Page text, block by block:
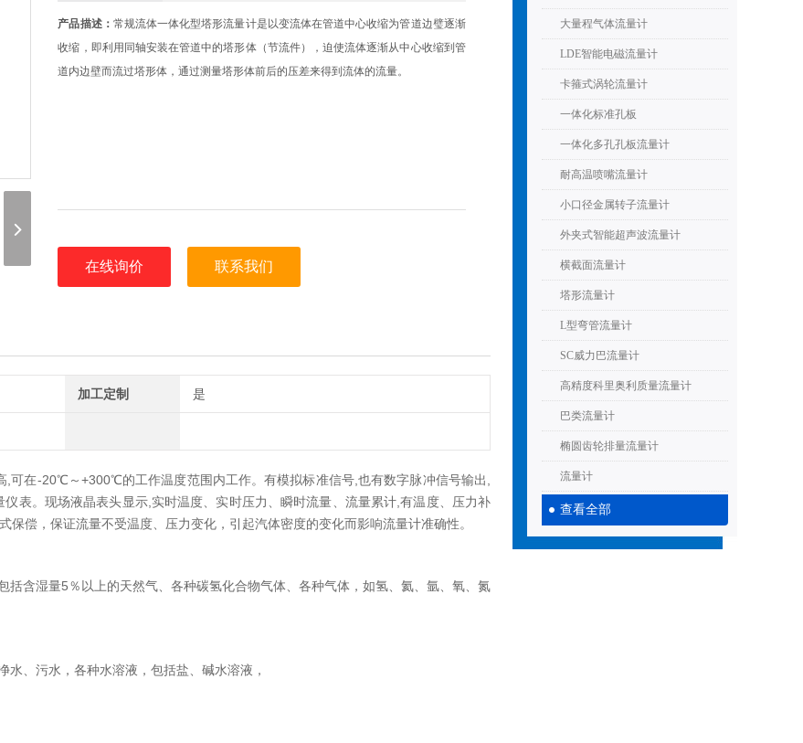
大量程气体流量计
LDE智能电磁流量计
卡箍式涡轮流量计
一体化标准孔板
一体化多孔孔板流量计
耐高温喷嘴流量计
小口径金属转子流量计
外夹式智能超声波流量计
横截面流量计
塔形流量计
L型弯管流量计
SC威力巴流量计
高精度科里奥利质量流量计
巴类流量计
椭圆齿轮排量流量计
流量计
查看全部
产品描述： 常规流体一体化型塔形流量计是以变流体在管道中心收缩为管道边璧逐渐
收缩，即利用同轴安装在管道中的塔形体（节流件），迫使流体逐渐从中心收缩到管
道内边壁而流过塔形体，通过测量塔形体前后的压差来得到流体的流量。
在线询价 联系我们
加工定制 是
可在-20℃～+300℃的工作温度范围内工作。有模拟标准信号,也有数字脉冲信号输出,
表。现场液晶表头显示,实时温度、实时压力、瞬时流量、流量累计,有温度、压力补
偿，保证流量不受温度、压力变化，引起汽体密度的变化而影响流量计准确性。
含湿量5％以上的天然气、各种碳氢化合物气体、各种气体，如氢、氦、氩、氧、氮
、污水，各种水溶液，包括盐、碱水溶液，